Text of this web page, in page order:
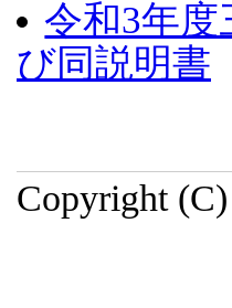
令和3年度
び同説明書
Copyright